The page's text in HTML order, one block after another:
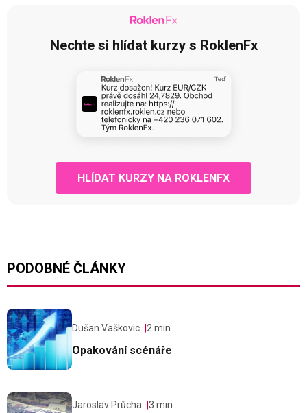
Nechte si hlídat kurzy s RoklenFx
HLÍDAT KURZY NA ROKLENFX
PODOBNÉ ČLÁNKY
Dušan Vaškovic 2 min
Opakování scénáře
Jaroslav Průcha 3 min